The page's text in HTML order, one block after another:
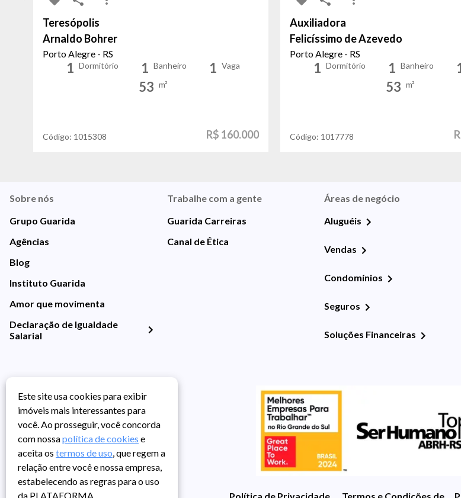
Teresópolis
Arnaldo Bohrer
Porto Alegre - RS
1 Dormitório 1 Banheiro 1 Vaga
53 m²
Código: 1015308 R$ 160.000
Auxiliadora
Felicíssimo de Azevedo
Porto Alegre - RS
1 Dormitório 1 Banheiro
53 m²
Código: 1017778
Sobre nós
Grupo Guarida
Agências
Blog
Instituto Guarida
Amor que movimenta
Declaração de Igualdade
Salarial
Trabalhe com a gente
Guarida Carreiras
Canal de Ética
Áreas de negócio
Aluguéis
Vendas
Condomínios
Seguros
Soluções Financeiras
Política de Privacidade Termos e Condições de
Este site usa cookies para exibir
imóveis mais interessantes para
você. Ao prosseguir, você concorda
com nossapolítica de cookies e
aceita os termos de uso, que regem a
relação entre você e nossa empresa,
estabelecendo as regras para o uso
da PLATAFORMA.